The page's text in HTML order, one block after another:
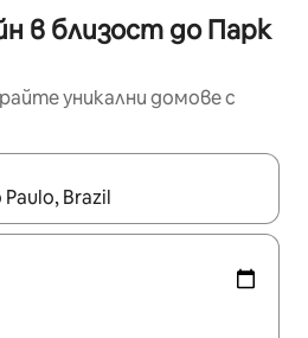
в близост до Парк
уникални домове с
покажат, използвайте